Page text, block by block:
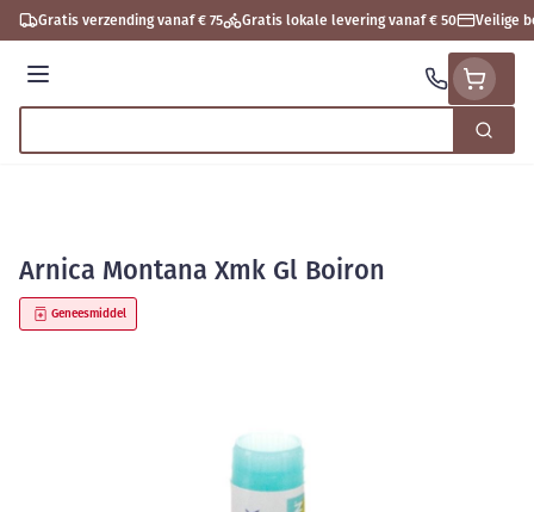
Ga naar de inhoud
Gratis verzending vanaf € 75 Gratis lokale levering vanaf € 50 Veilige
Menu
Zoek
Arnica Montana Xmk Gl Boiron
Geneesmiddel